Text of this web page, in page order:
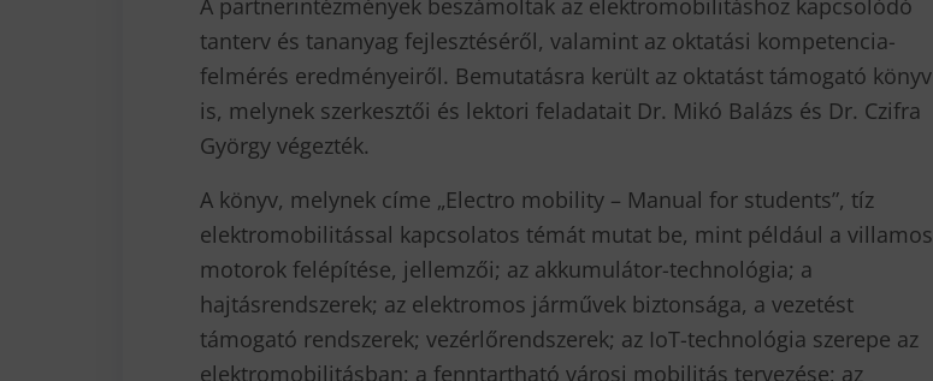
A partnerintézmények beszámoltak az elektromobilitáshoz kapcsolódó
tanterv és tananyag fejlesztéséről, valamint az oktatási kompetencia-
felmérés eredményeiről. Bemutatásra került az oktatást támogató könyv
is, melynek szerkesztői és lektori feladatait Dr. Mikó Balázs és Dr. Czifra
György végezték.
A könyv, melynek címe „Electro mobility – Manual for students”, tíz
elektromobilitással kapcsolatos témát mutat be, mint például a villamos
motorok felépítése, jellemzői; az akkumulátor-technológia; a
hajtásrendszerek; az elektromos járművek biztonsága, a vezetést
támogató rendszerek; vezérlőrendszerek; az IoT-technológia szerepe az
elektromobilitásban; a fenntartható városi mobilitás tervezése; az